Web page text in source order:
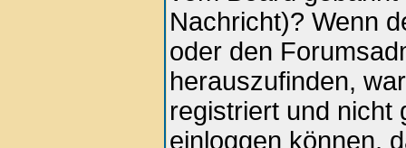
Nachricht)? Wenn
oder den
herauszufinden,
registriert und nicht
einloggen können,